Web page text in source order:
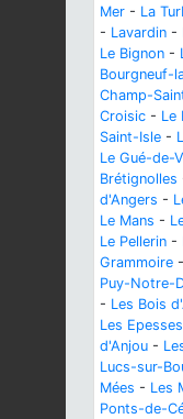
Mer - La
- Lavardin -
Le Bignon -
Bourgneuf-
Champ-
Croisic - Le
Saint-Isle -
Le Gué-de-
Brétignolles
d'Angers -
Le Mans -
Le Pellerin -
Grammoire -
Puy-Notre-
- Les Bois
Les Epesses
d'Anjou -
Lucs-sur-
Mées - Les
Ponts-de-